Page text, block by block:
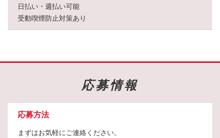
日払い・週払い可能
受動喫煙防止対策あり
応募情報
応募方法
まずはお気軽にご連絡ください。